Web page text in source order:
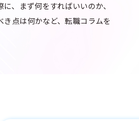
、まず何をすればいいのか、
点は何かなど、転職コラムを